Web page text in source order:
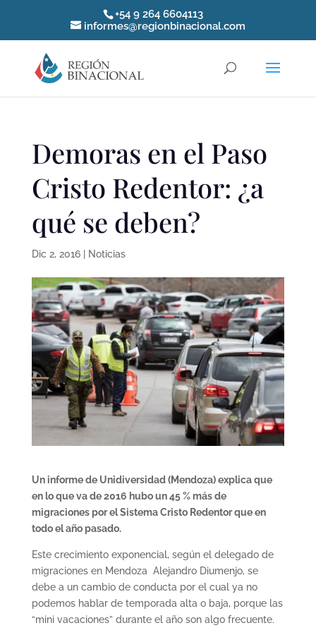
+54 9 264 6604113
informes@regionbinacional.com
Demoras en el Paso
Cristo Redentor: ¿a
qué se deben?
Dic 2, 2016| Noticias
Un informe de Unidiversidad (Mendoza) explica que
en lo que va de 2016 hubo un 45 % más de
migraciones por el Sistema Cristo Redentor que en
todo el año pasado.
Este crecimiento exponencial, según el delegado de
migraciones en Mendoza Alejandro Diumenjo, se
debe a un cambio de conducta por el cual ya no
podemos hablar de temporada alta o baja, porque las
“mini vacaciones” durante el año son algo frecuente.